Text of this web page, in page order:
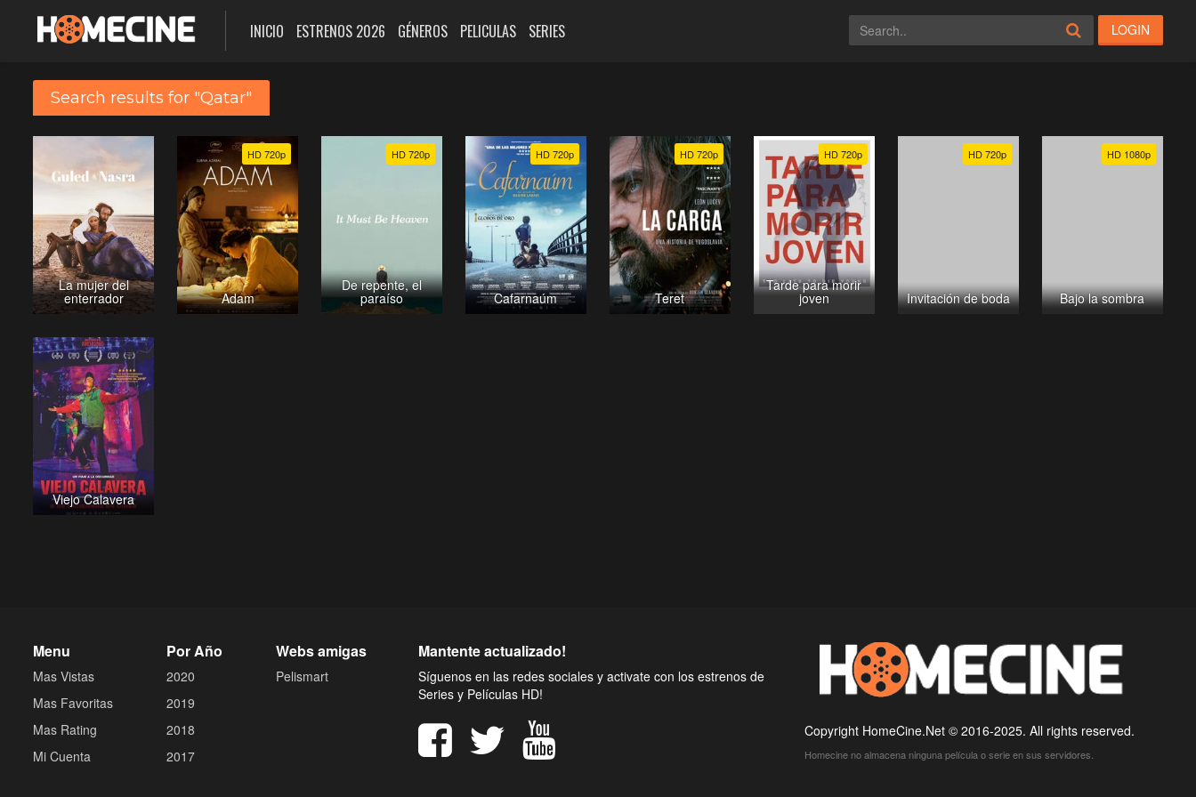
INICIO ESTRENOS 2026 GÉNEROS PELICULAS SERIES LOGIN
Search results for "Qatar"
La mujer del
enterrador
HD 720p
Adam
HD 720p
De repente, el
paraíso
HD 720p
Cafarnaúm
HD 720p
Teret
HD 720p
Tarde para morir
joven
HD 720p
Invitación de boda
HD 1080p
Bajo la sombra
Viejo Calavera
Menu
Mas Vistas
Mas Favoritas
Mas Rating
Mi Cuenta
Por Año
2020
2019
2018
2017
Webs amigas
Pelismart
Mantente actualizado!
Síguenos en las redes sociales y activate con los estrenos de
Series y Películas HD!
Copyright HomeCine.Net © 2016-2025. All rights reserved.
Homecine no almacena ninguna película o serie en sus servidores.